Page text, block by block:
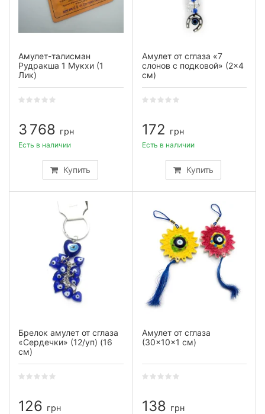
Амулет-талисман
Рудракша 1 Мукхи (1
Лик)
3 768 грн
Купить
Есть в наличии
Амулет от сглаза «7
слонов с подковой» (2×4
см)
172 грн
Купить
Есть в наличии
Брелок амулет от сглаза
«Сердечки» (12/уп) (16
см)
126 грн
Амулет от сглаза
(30×10×1 см)
138 грн